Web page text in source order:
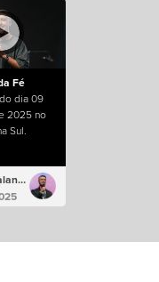
Fé
dia 09
2025 no
Sul.
Raphael Galante